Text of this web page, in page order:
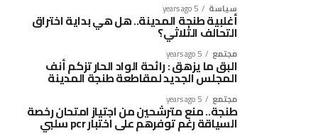
سياسة 5 years ago
أغلبية طنجة المدينة.. هل هي بداية اختراق
التحالف الثلاثي؟
مجتمع 5 years ago
البق ما يزهق : رائحة الواد الحار تزكم أنف
المجلس الجديد لمقاطعة طنجة المدينة
مجتمع 5 years ago
طنجة.. منع مترشحين من اجتياز امتحان رخصة
السياقة رغم توفرهم على اختبار pcr سلبي